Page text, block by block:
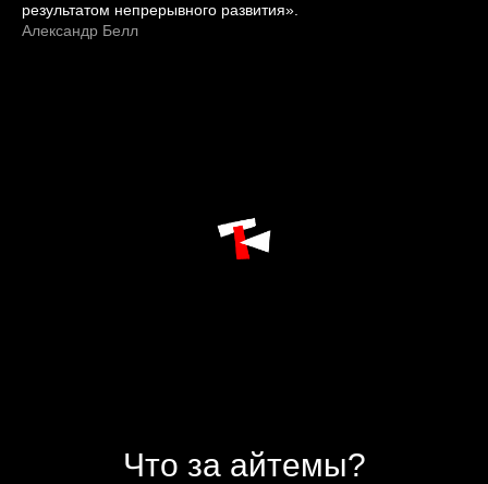
результатом непрерывного развития».
Александр Белл
Что за айтемы?